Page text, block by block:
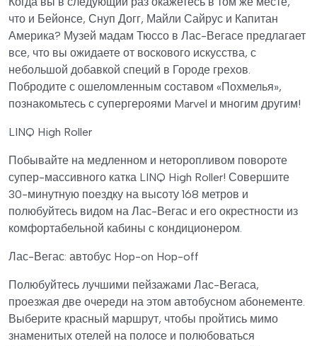
что и Бейонсе, Снуп Догг, Майли Сайрус и Капитан
Америка? Музей мадам Тюссо в Лас-Вегасе предлагает
все, что вы ожидаете от воскового искусства, с
небольшой добавкой специй в Городе грехов.
Побродите с ошеломленным составом «Похмелья»,
познакомьтесь с супергероями Marvel и многим другим!
LINQ High Roller
Побывайте на медленном и неторопливом повороте
супер-массивного катка LINQ High Roller! Совершите
30-минутную поездку на высоту 168 метров и
полюбуйтесь видом на Лас-Вегас и его окрестности из
комфортабельной кабины с кондиционером.
Лас-Вегас: автобус Hop-on Hop-off
Полюбуйтесь лучшими пейзажами Лас-Вегаса,
проезжая две очереди на этом автобусном абонементе.
Выберите красный маршрут, чтобы пройтись мимо
знаменитых отелей на полосе и полюбоваться